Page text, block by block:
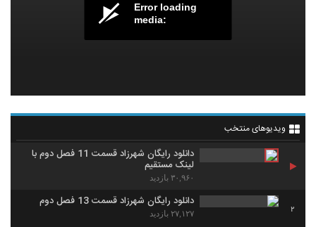
Error loading
media:
ویدیوهای منتخب
دانلود رایگان شهرزاد قسمت 11 فصل دوم با
لینک مستقیم
۳۰,۹۶۰ بازدید
2
دانلود رایگان شهرزاد قسمت 13 فصل دوم
۲۷,۱۲۷ بازدید